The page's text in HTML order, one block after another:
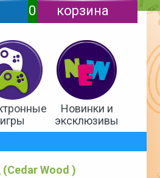
0 корзина
игры
Новинки и
эксклюзивы
Wood )